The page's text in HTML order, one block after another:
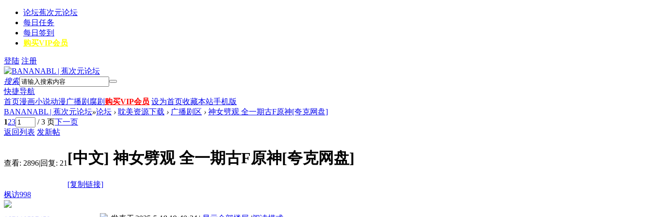
论坛蕉次元论坛
每日任务
每日签到
购买VIP会员
登陆 注册
搜索
快捷导航
首页漫画小说动漫广播剧 腐剧 购买VIP会员 设为首页收藏本站手机版
BANANABL | 蕉次元论坛»论坛 › 耽美资源下载 › 广播剧区 › 神女劈观 全一期古F原神[夸克网盘]
123 / 3 页下一页
返回列表 发新帖
查看: 2896|回复: 21 [中文]神女劈观 全一期古F原神[夸克网盘]
[复制链接]
枫访998